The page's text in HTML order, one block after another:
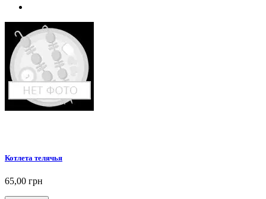
Котлета телячья
65,00 грн